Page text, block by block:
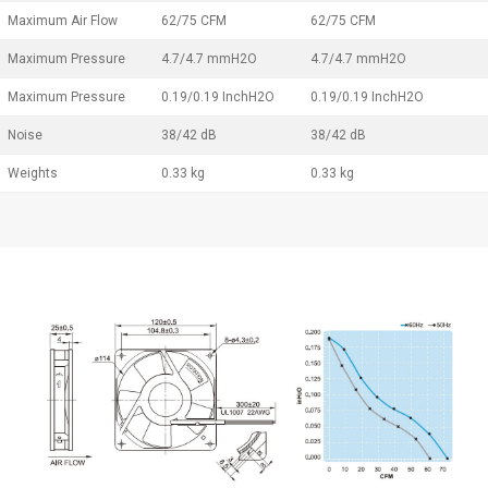
Maximum Air Flow 62/75 CFM 62/75 CFM
Maximum Pressure 4.7/4.7 mmH2O 4.7/4.7 mmH2O
Maximum Pressure 0.19/0.19 InchH2O 0.19/0.19 InchH2O
Noise 38/42 dB 38/42 dB
Weights 0.33 kg 0.33 kg